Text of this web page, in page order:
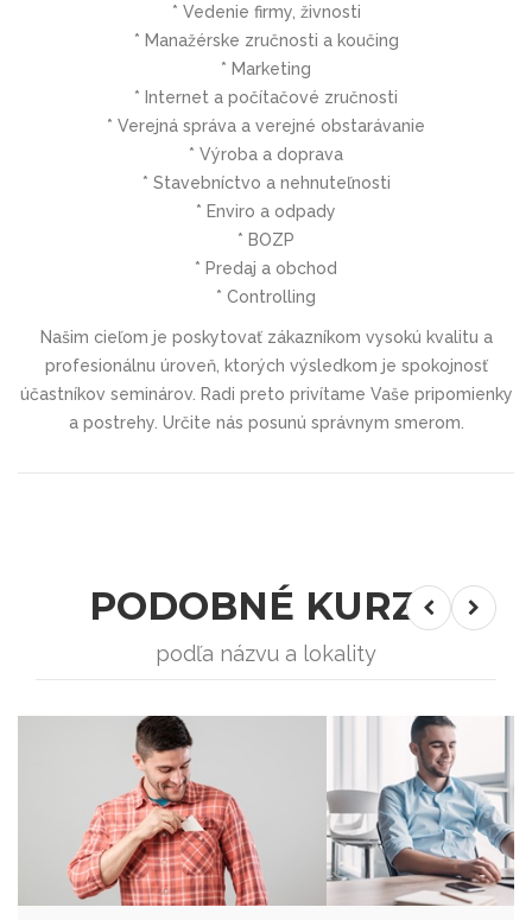
* Vedenie firmy, živnosti
* Manažérske zručnosti a koučing
* Marketing
* Internet a počítačové zručnosti
* Verejná správa a verejné obstarávanie
* Výroba a doprava
* Stavebníctvo a nehnuteľnosti
* Enviro a odpady
* BOZP
* Predaj a obchod
* Controlling
Našim cieľom je poskytovať zákazníkom vysokú kvalitu a
profesionálnu úroveň, ktorých výsledkom je spokojnosť
účastníkov seminárov. Radi preto privítame Vaše pripomienky
a postrehy. Určite nás posunú správnym smerom.
PODOBNÉ KURZY
podľa názvu a lokality